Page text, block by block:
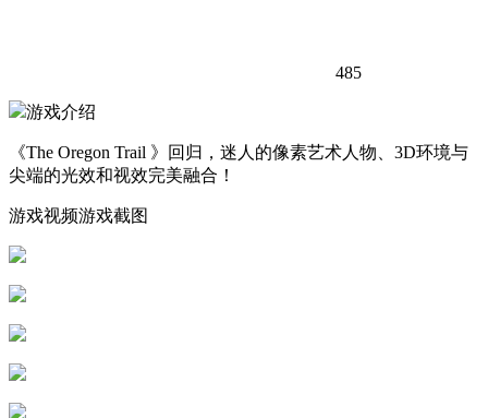
485
游戏介绍
《The Oregon Trail 》回归，迷人的像素艺术人物、3D环境与
尖端的光效和视效完美融合！
游戏视频游戏截图